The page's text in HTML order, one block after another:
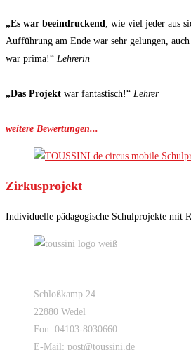
„Es war beeindruckend , wie viel jeder aus
Aufführung am Ende war sehr gelungen,
war prima!“ Lehrerin
„Das Projekt war fantastisch!“ Lehrer
weitere Bewertungen...
Zirkusprojekt
Individuelle pädagogische Schulprojekte mit
Schloßkamp 24
22880 Wedel
Fon: 04103-8030660
E-Mail: post@toussini.de